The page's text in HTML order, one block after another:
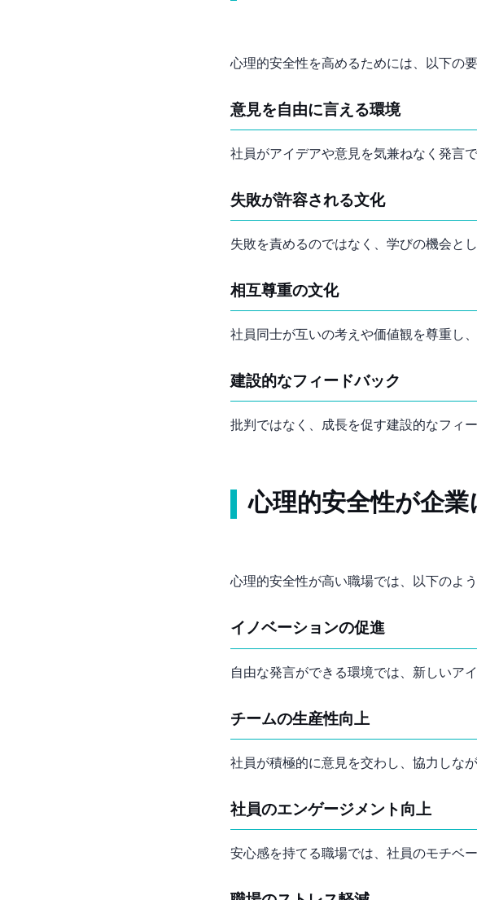
心理的安全性を高めるためには、以下の
意見を自由に言える環境
社員がアイデアや意見を気兼ねなく発言
失敗が許容される文化
失敗を責めるのではなく、学びの機会と
相互尊重の文化
社員同士が互いの考えや価値観を尊重し
建設的なフィードバック
批判ではなく、成長を促す建設的なフィ
心理的安全性が企
心理的安全性が高い職場では、以下のよ
イノベーションの促進
自由な発言ができる環境では、新しいア
チームの生産性向上
社員が積極的に意見を交わし、協力しな
社員のエンゲージメント向上
安心感を持てる職場では、社員のモチベ